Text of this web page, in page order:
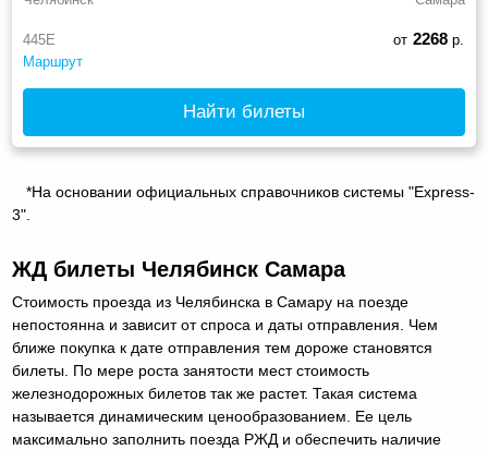
445Е
Маршрут
от 2268р.
Найти билеты
*На основании официальных справочников системы "Express-
3".
ЖД билеты Челябинск Самара
Стоимость проезда из Челябинска в Самару на поезде
непостоянна и зависит от спроса и даты отправления. Чем
ближе покупка к дате отправления тем дороже становятся
билеты. По мере роста занятости мест стоимость
железнодорожных билетов так же растет. Такая система
называется динамическим ценообразованием. Ее цель
максимально заполнить поезда РЖД и обеспечить наличие